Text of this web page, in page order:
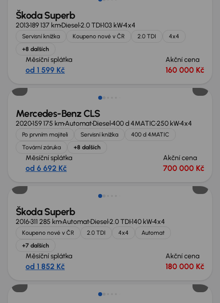
Škoda Superb
2013189 137 kmDiesel2.0 TDI103 kW4x4
Servisní knížka Koupeno nové v ČR 2.0 TDI
4x4
+8 dalších
Měsíční splátka
od 1 599 Kč
Akční cena
160 000 Kč
Možnost odpočtu DPH
Mercedes-Benz CLS
2020159 175 kmAutomatDiesel400 d 4MATIC250 kW4x4
Po prvním majiteli Servisní knížka
400 d 4MATIC
Tovární záruka
+8 dalších
Měsíční splátka
od 6 692 Kč
Akční cena
700 000 Kč
Škoda Superb
2016311 285 kmAutomatDiesel2.0 TDI140 kW4x4
Koupeno nové v ČR 2.0 TDI 4x4
Automat
+7 dalších
Měsíční splátka
od 1 852 Kč
Akční cena
180 000 Kč
Zlevněno o 10 000 Kč